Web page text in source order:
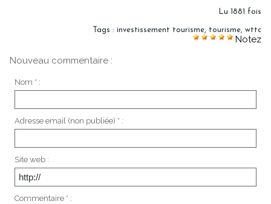
Lu 1881 fois
Tags : investissement tourisme, tourisme, wttc
Notez
Nouveau commentaire :
Nom * :
Adresse email (non publiée) * :
Site web :
Commentaire * :